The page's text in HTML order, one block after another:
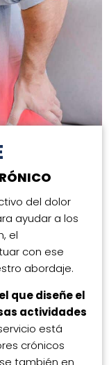
del dolor
ayudar a los
el
con ese
abordaje.
que diseñe el
actividades
está
crónicos